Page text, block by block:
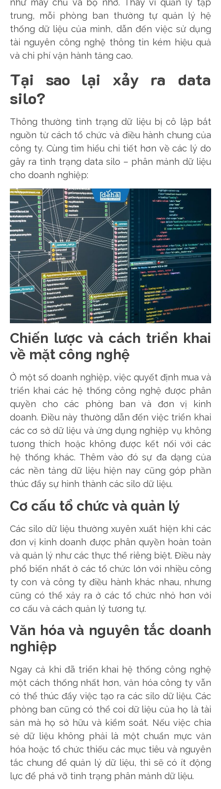
như máy chủ và bộ nhớ. Thay vì quản lý tập
trung, mỗi phòng ban thường tự quản lý hệ
thống dữ liệu của mình, dẫn đến việc sử dụng
tài nguyên công nghệ thông tin kém hiệu quả
và chi phí vận hành tăng cao.
Tại sao lại xảy ra data
silo?
Thông thường tình trạng dữ liệu bị cô lập bắt
nguồn từ cách tổ chức và điều hành chung của
công ty. Cùng tìm hiểu chi tiết hơn về các lý do
gây ra tình trạng data silo – phân mảnh dữ liệu
cho doanh nghiệp:
Chiến lược và cách triển khai
về mặt công nghệ
Ở một số doanh nghiệp, việc quyết định mua và
triển khai các hệ thống công nghệ được phân
quyền cho các phòng ban và đơn vị kinh
doanh. Điều này thường dẫn đến việc triển khai
các cơ sở dữ liệu và ứng dụng nghiệp vụ không
tương thích hoặc không được kết nối với các
hệ thống khác. Thêm vào đó sự đa dạng của
các nền tảng dữ liệu hiện nay cũng góp phần
thúc đẩy sự hình thành các silo dữ liệu.
Cơ cấu tổ chức và quản lý
Các silo dữ liệu thường xuyên xuất hiện khi các
đơn vị kinh doanh được phân quyền hoàn toàn
và quản lý như các thực thể riêng biệt. Điều này
phổ biến nhất ở các tổ chức lớn với nhiều công
ty con và công ty điều hành khác nhau, nhưng
cũng có thể xảy ra ở các tổ chức nhỏ hơn với
cơ cấu và cách quản lý tương tự.
Văn hóa và nguyên tắc doanh
nghiệp
Ngay cả khi đã triển khai hệ thống công nghệ
một cách thống nhất hơn, văn hóa công ty vẫn
có thể thúc đẩy việc tạo ra các silo dữ liệu. Các
phòng ban cũng có thể coi dữ liệu của họ là tài
sản mà họ sở hữu và kiểm soát. Nếu việc chia
sẻ dữ liệu không phải là một chuẩn mực văn
hóa hoặc tổ chức thiếu các mục tiêu và nguyên
tắc chung để quản lý dữ liệu, thì sẽ có ít động
lực để phá vỡ tình trạng phân mảnh dữ liệu.